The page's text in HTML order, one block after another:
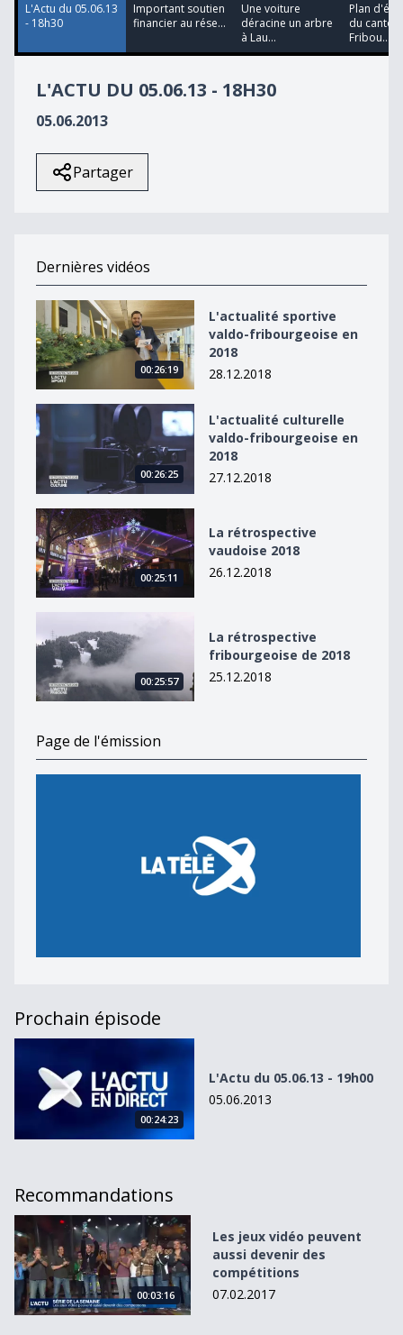
L'Actu du 05.06.13
- 18h30
Important soutien
financier au rése...
Une voiture
déracine un arbre
à Lau...
Plan
du
Fribou...
L'ACTU DU 05.06.13 - 18H30
05.06.2013
Partager
Dernières vidéos
L&#039;actualité sportive valdo-fribourgeoise en 2018
00:26:19
L'actualité sportive
valdo-fribourgeoise en
2018
28.12.2018
L&#039;actualité culturelle valdo-fribourgeoise en
00:26:25
L'actualité culturelle
valdo-fribourgeoise en
2018
27.12.2018
La rétrospective vaudoise 2018
00:25:11
La rétrospective
vaudoise 2018
26.12.2018
00:25:57
La rétrospective
fribourgeoise de 2018
25.12.2018
Page de l'émission
Prochain épisode
L&#039;Actu du 05.06.13 - 19h00
00:24:23
L'Actu du 05.06.13 - 19h00
05.06.2013
Recommandations
Les jeux vidéo peuvent aussi devenir des compétitions
00:03:16
Les jeux vidéo peuvent
aussi devenir des
compétitions
07.02.2017